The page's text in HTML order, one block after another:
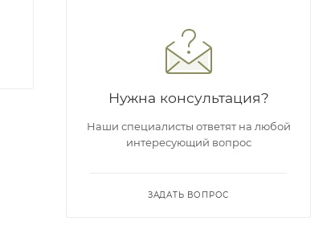
Нужна консультация?
Наши специалисты ответят на любой
интересующий вопрос
ЗАДАТЬ ВОПРОС